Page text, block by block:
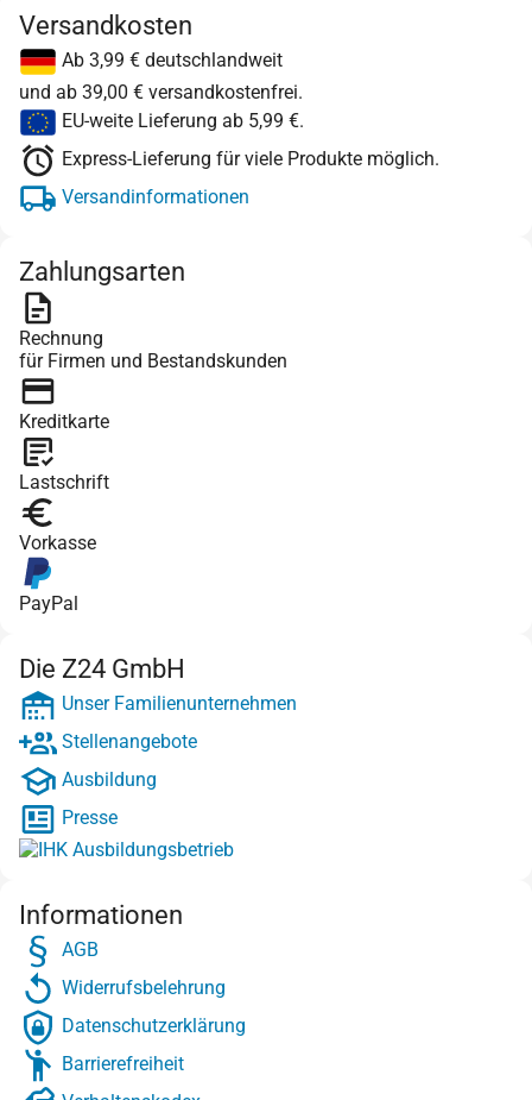
Versandkosten
Ab 3,99 € deutschlandweit
und ab 39,00 € versandkostenfrei.
EU-weite Lieferung ab 5,99 €.
Express-Lieferung für viele Produkte möglich.
Versandinformationen
Zahlungsarten
Rechnung
für Firmen und Bestandskunden
Kreditkarte
Lastschrift
Vorkasse
PayPal
Die Z24 GmbH
Unser Familienunternehmen
Stellenangebote
Ausbildung
Presse
Informationen
AGB
Widerrufsbelehrung
Datenschutzerklärung
Barrierefreiheit